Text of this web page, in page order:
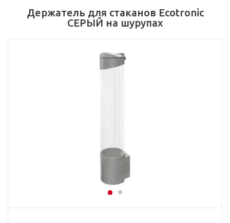
Держатель для стаканов Ecotronic
СЕРЫЙ на шурупах